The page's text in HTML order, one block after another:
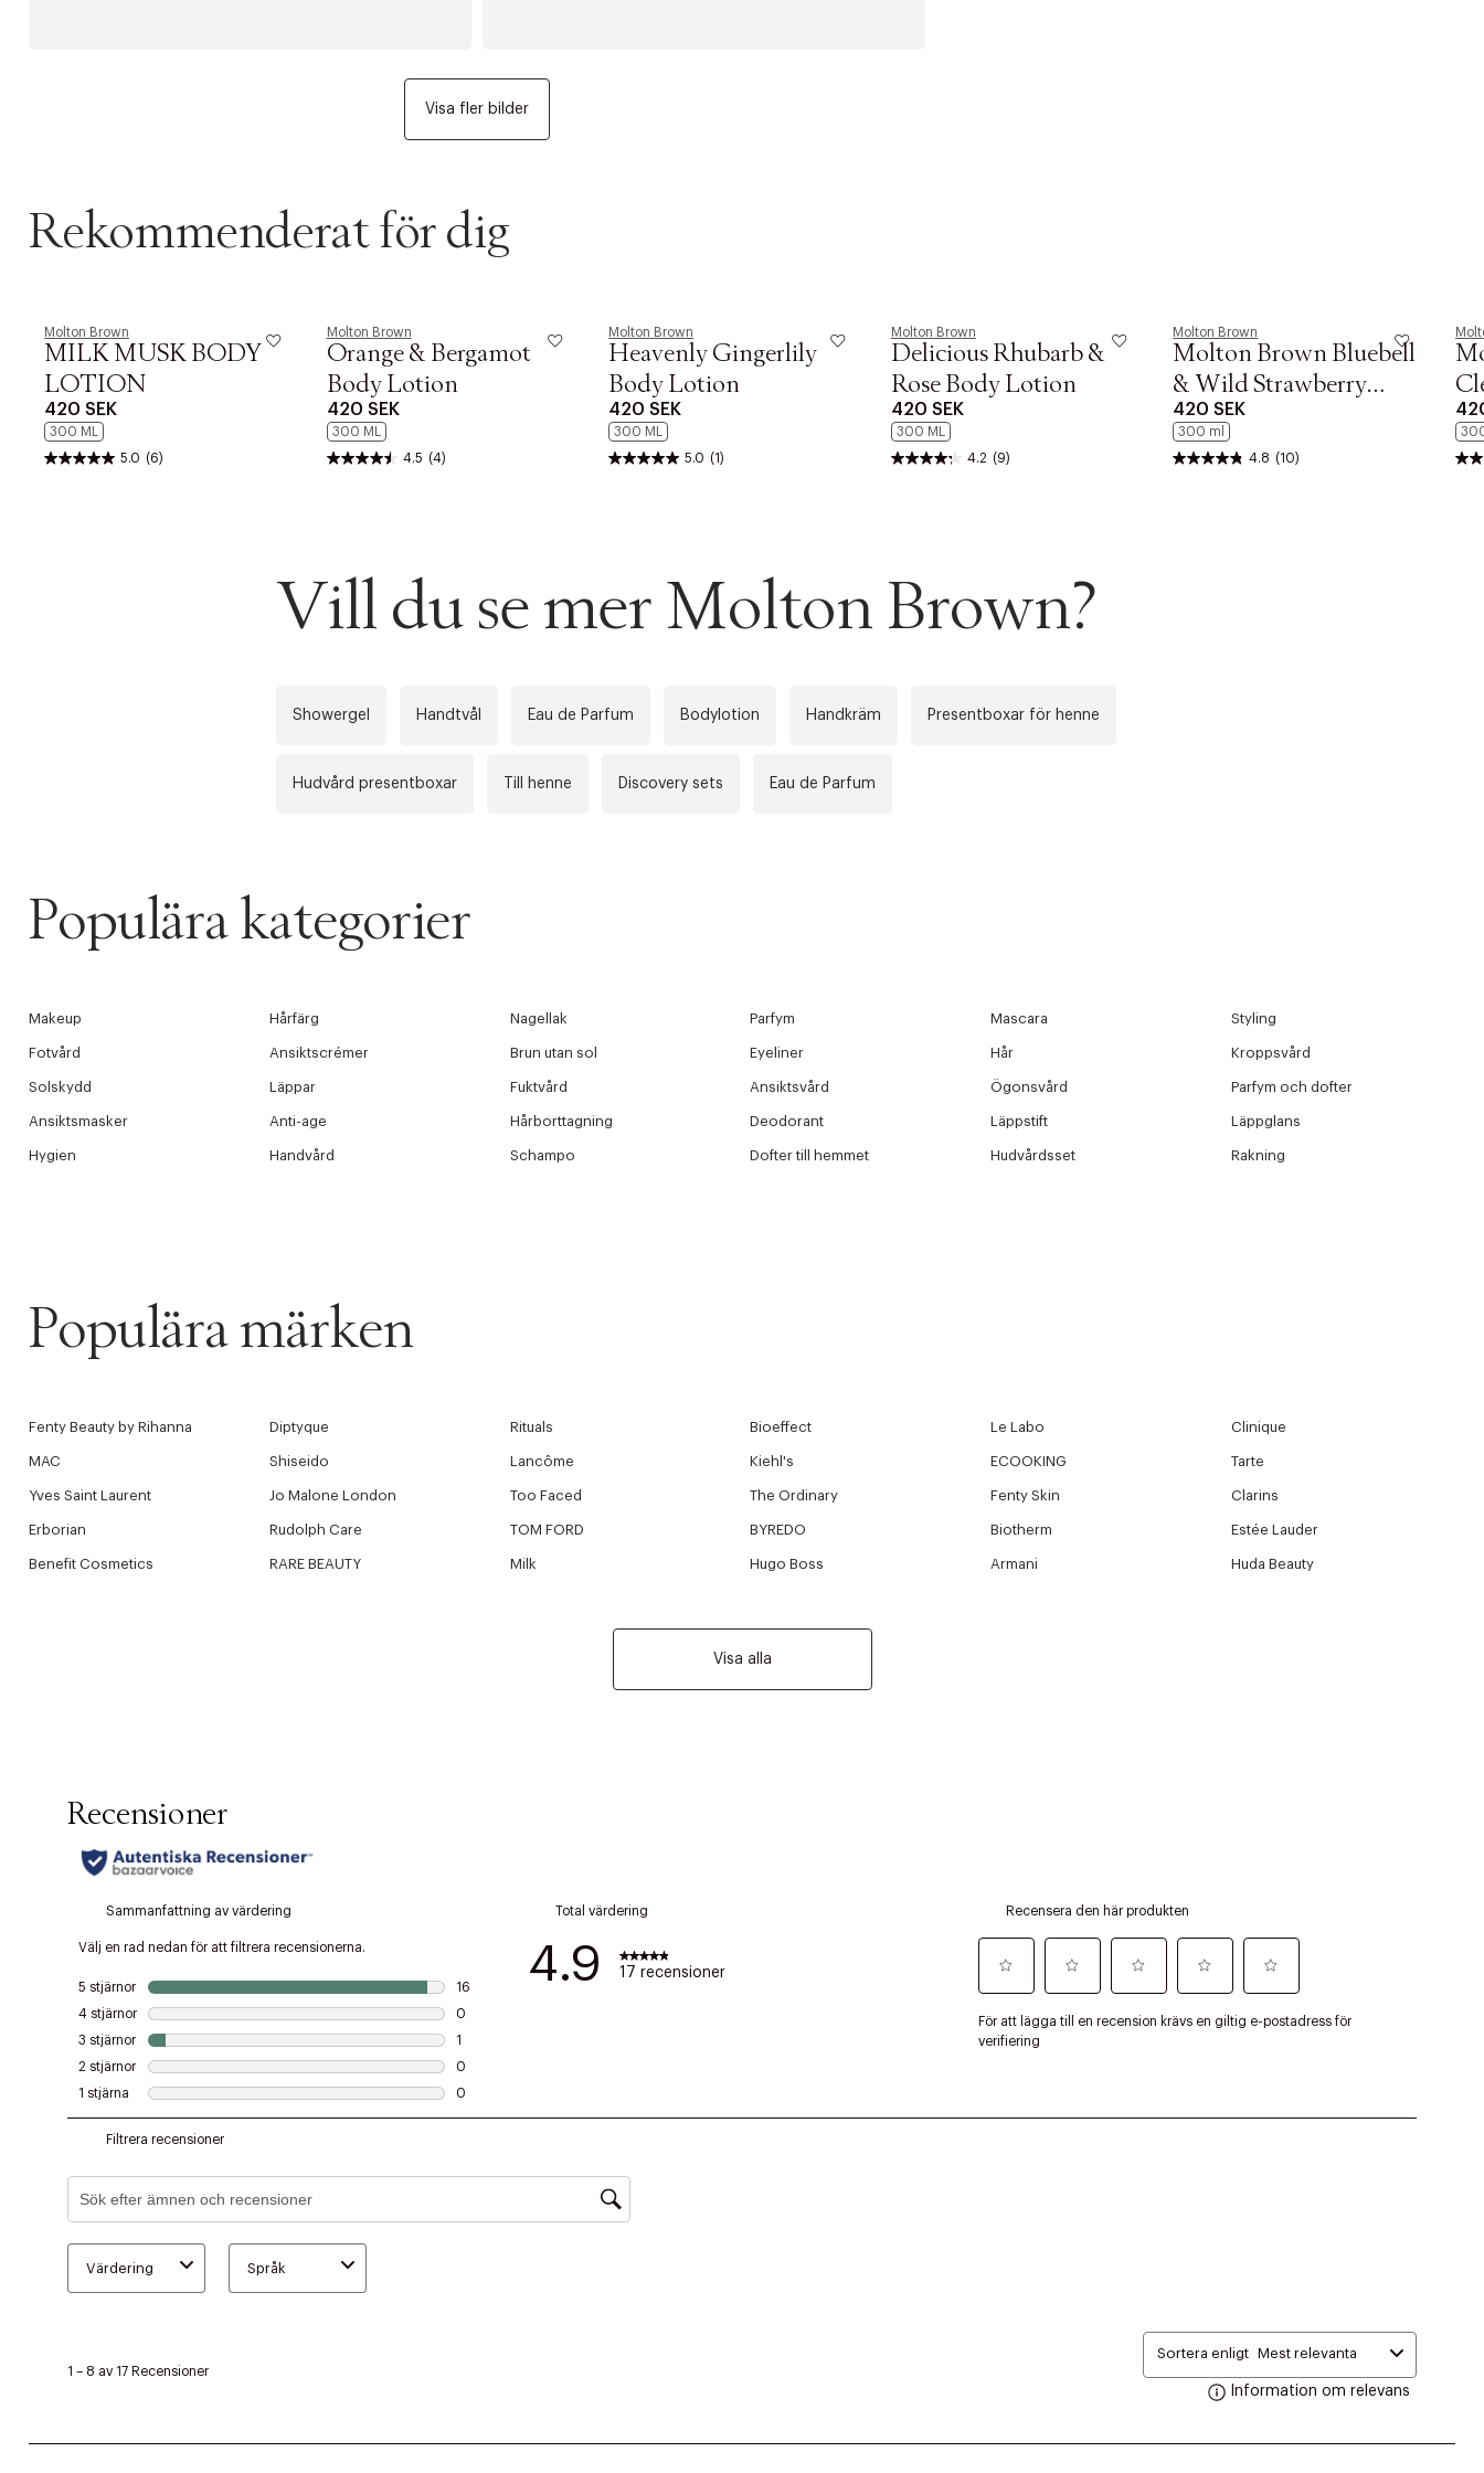
Visa fler bilder
Rekommenderat för dig
Molton Brown
MILK MUSK BODY
LOTION
420 SEK
300 ML
5.0 (6)
Molton Brown
Orange & Bergamot
Body Lotion
420 SEK
300 ML
4.5 (4)
Molton Brown
Heavenly Gingerlily
Body Lotion
420 SEK
300 ML
5.0 (1)
Molton Brown
Delicious Rhubarb &
Rose Body Lotion
420 SEK
300 ML
4.2 (9)
Molton Brown
Molton Brown Bluebell
& Wild Strawberry
Body Lotion 300 ml
420 SEK
300 ml
4.8 (10)
Vill du se mer Molton Brown?
Showergel Handtvål Eau de Parfum Bodylotion Handkräm Presentboxar för henne
Hudvård presentboxar Till henne Discovery sets Eau de Parfum
Populära kategorier
Makeup Hårfärg Nagellak Parfym Mascara Styling
Fotvård Ansiktscrémer Brun utan sol Eyeliner Hår Kroppsvård
Solskydd Läppar Fuktvård Ansiktsvård Ögonsvård Parfym och dofter
Ansiktsmasker Anti-age Hårborttagning Deodorant Läppstift Läppglans
Hygien Handvård Schampo Dofter till hemmet Hudvårdsset Rakning
Populära märken
Fenty Beauty by Rihanna Diptyque Rituals Bioeffect Le Labo Clinique
MAC Shiseido Lancôme Kiehl's ECOOKING Tarte
Yves Saint Laurent Jo Malone London Too Faced The Ordinary Fenty Skin Clarins
Erborian Rudolph Care TOM FORD BYREDO Biotherm Estée Lauder
Benefit Cosmetics RARE BEAUTY Milk Hugo Boss Armani Huda Beauty
Visa alla
Retur 30 dagar.
Få 10% på ditt första köp som medlem
Edit cookies